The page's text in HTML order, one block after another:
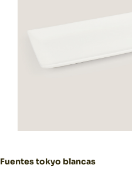
Fuentes tokyo blancas